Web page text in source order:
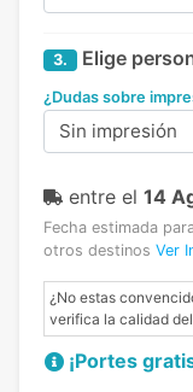
3. Elige
¿Dudas sobre
Sin impresión
entre el 14
Fecha estimada
otros destinos Ver
¿No estas
verifica la calidad
¡Portes